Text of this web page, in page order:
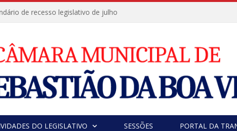
de recesso legislativo de julho
DO LEGISLATIVO SESSÕES PORTAL DA